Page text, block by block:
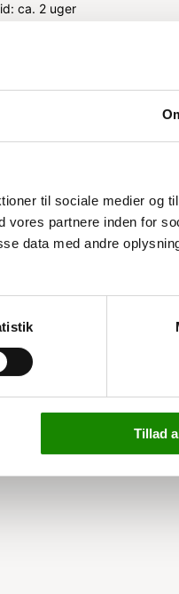
til sociale medier og
partnere inden for
data med andre
Tillad
ca. 2 uger